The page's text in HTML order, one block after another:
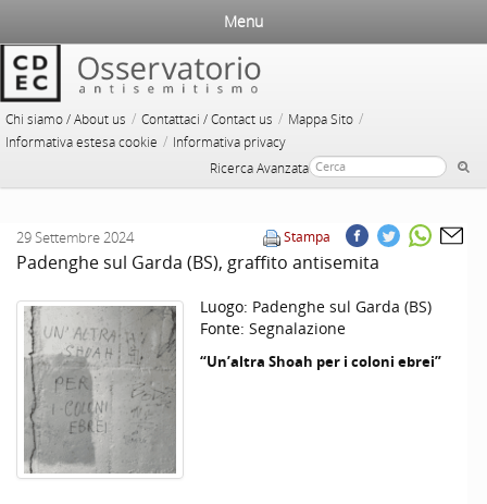
Chi siamo / About us / Contattaci / Contact us / Mappa Sito /
Informativa estesa cookie / Informativa privacy
Ricerca Avanzata
Menu
Stampa
29 Settembre 2024
Padenghe sul Garda (BS), graffito antisemita
Luogo: Padenghe sul Garda (BS)
Fonte: Segnalazione
“Un’altra Shoah per i coloni ebrei”